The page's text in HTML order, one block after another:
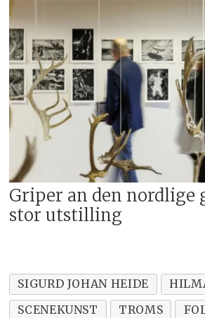
Griper an den nordlige
stor utstilling
SIGURD JOHAN HEIDE
SCENEKUNST
TROMS